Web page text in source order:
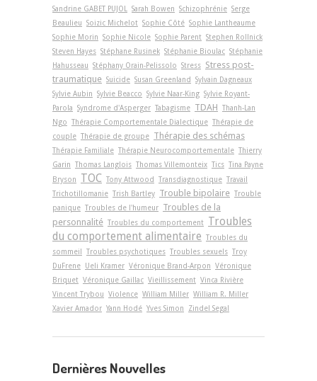
Sandrine GABET PUJOL Sarah Bowen Schizophrénie Serge
Beaulieu Soizic Michelot Sophie Côté Sophie Lantheaume
Sophie Morin Sophie Nicole Sophie Parent Stephen Rollnick
Steven Hayes Stéphane Rusinek Stéphanie Bioulac Stéphanie
Hahusseau Stéphany Orain-Pelissolo Stress Stress post-
traumatique Suicide Susan Greenland
Sylvain Dagneaux
Sylvie Aubin Sylvie Beacco Sylvie Naar-King Sylvie Royant-
Parola Syndrome d'Asperger Tabagisme TDAH Thanh-Lan
Ngo Thérapie Comportementale Dialectique Thérapie de
couple Thérapie de groupe Thérapie des schémas
Thérapie Familiale Thérapie Neurocomportementale Thierry
Garin Thomas Langlois Thomas Villemonteix Tics Tina Payne
Bryson
TOC Tony Attwood Transdiagnostique Travail
Trichotillomanie Trish Bartley Trouble bipolaire Trouble
panique Troubles de l'humeur Troubles de la
personnalité Troubles du comportement
Troubles
du comportement alimentaire Troubles du
sommeil
Troubles psychotiques Troubles sexuels Troy
DuFrene Ueli Kramer Véronique Brand-Arpon Véronique
Briquet Véronique Gaillac Vieillissement Vinca Rivière
Vincent Trybou Violence William Miller William R. Miller
Xavier Amador Yann Hodé Yves Simon Zindel Segal
Dernières Nouvelles